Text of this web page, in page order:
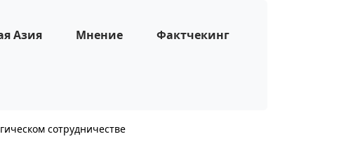
Азия Мнение Фактчекинг
сотрудничестве